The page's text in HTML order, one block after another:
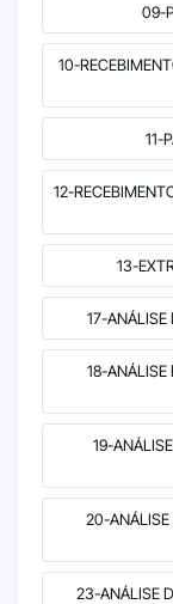
09-
10-
11-
12-
13-
17-ANÁLISE
18-ANÁLISE
19-
20-ANÁLISE
23-ANÁLISE